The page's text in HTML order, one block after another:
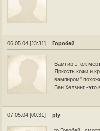
06.05.04 [23:31] Горобей
Вампир этож
Яркость кожи и
вампиром"
Ван Хелзинг -
07.05.04 [00:31] ply